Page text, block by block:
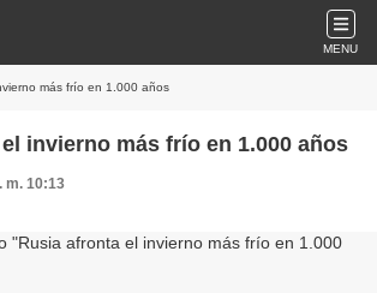
MENU
más frío en 1.000 años
invierno más frío en 1.000 años
m. 10:13